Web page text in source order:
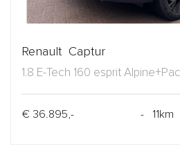
Renault Captur
1.8 E-Tech 160 esprit
€ 36.895,- -